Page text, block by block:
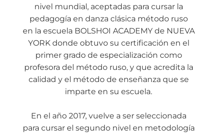
nivel mundial, aceptadas para cursar la
pedagogía en danza clásica método ruso
en la escuela BOLSHOI ACADEMY de NUEVA
YORK donde obtuvo su certificación en el
primer grado de especialización como
profesora del método ruso, y que acredita la
calidad y el método de enseñanza que se
imparte en su escuela.
En el año 2017, vuelve a ser seleccionada
para cursar el segundo nivel en metodología